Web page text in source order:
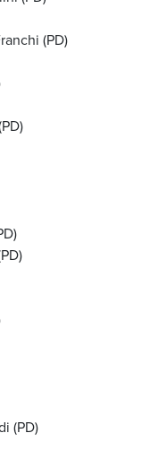
(PD)
(PD)